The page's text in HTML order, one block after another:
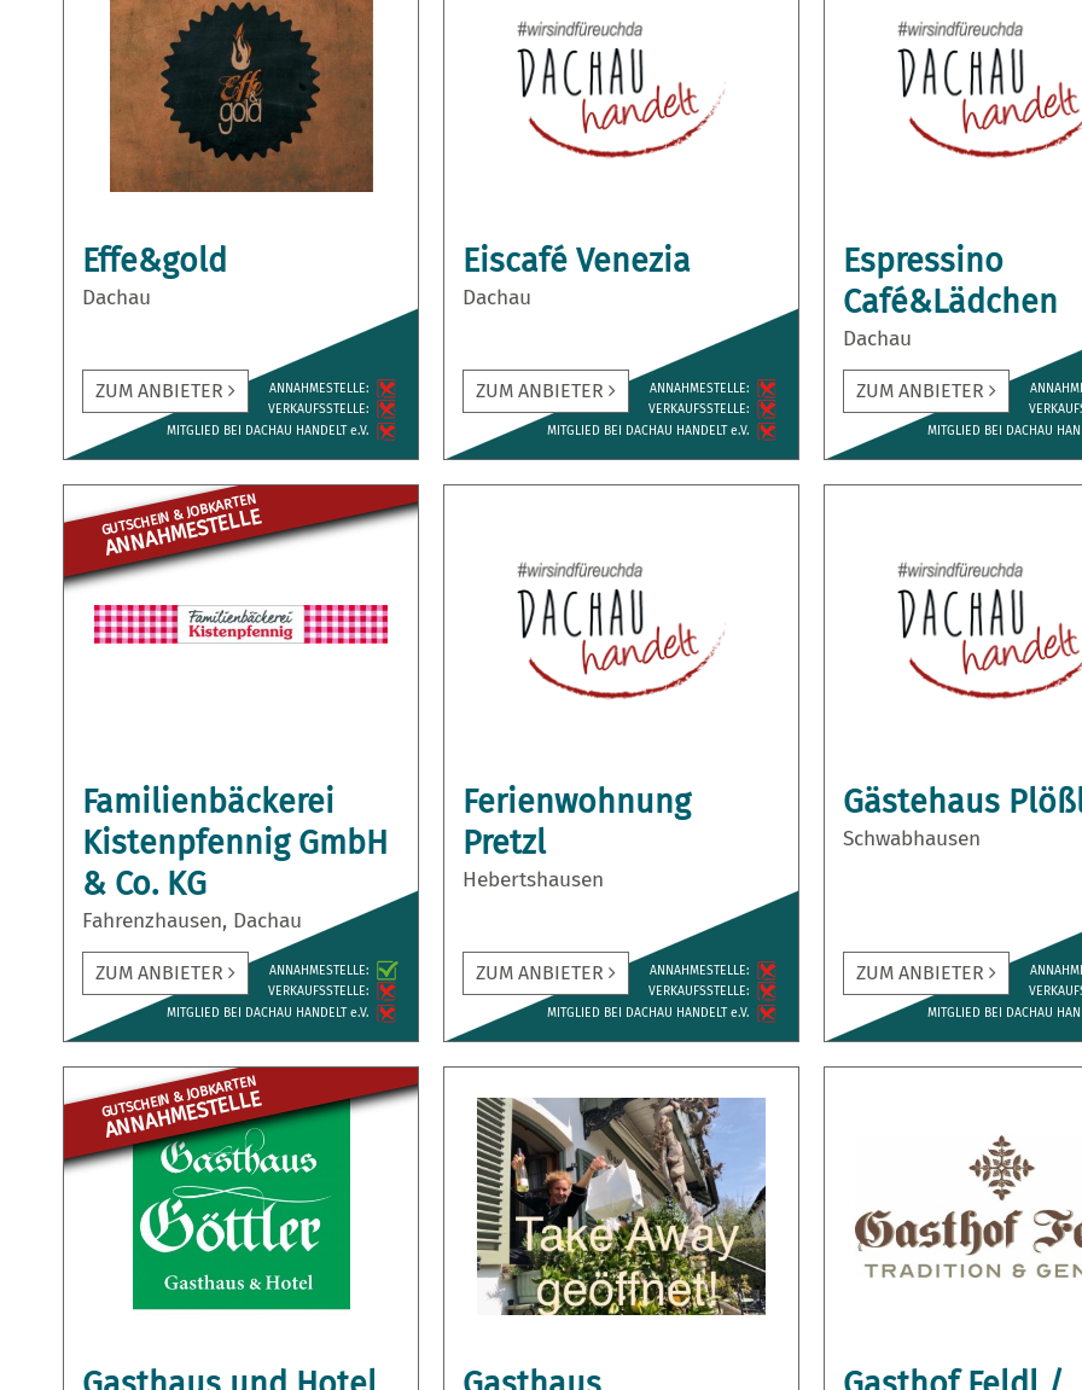
Effe&gold
Dachau
ZUM ANBIETER
ANNAH­MESTELLE:
VERKAUFS­STELLE:
MITGLIED BEI DACHAU HANDELT e.V.
Eiscafé Venezia
Dachau
ZUM ANBIETER
ANNAH­MESTELLE:
VERKAUFS­STELLE:
MITGLIED BEI DACHAU HANDELT e.V.
Espressino
Café&Lädchen
Dachau
ZUM ANBIETER
MITGLIED BEI DACHAU
GUTSCHEIN & JOBKARTEN
ANNAHME­STELLE
Familienbäckerei
Kistenpfennig GmbH
& Co. KG
Fahrenzhausen, Dachau
ZUM ANBIETER
ANNAH­MESTELLE:
VERKAUFS­STELLE:
MITGLIED BEI DACHAU HANDELT e.V.
Ferienwohnung
Pretzl
Hebertshausen
ZUM ANBIETER
ANNAH­MESTELLE:
VERKAUFS­STELLE:
MITGLIED BEI DACHAU HANDELT e.V.
Gästehaus
Schwabhausen
ZUM ANBIETER
MITGLIED BEI DACHAU
GUTSCHEIN & JOBKARTEN
ANNAHME­STELLE